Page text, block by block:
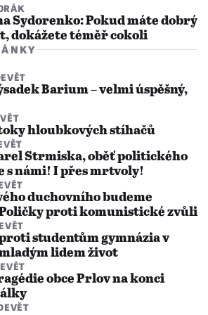
Sydorenko: Pokud máte dobrý
dokážete téměř cokoli
Barium – velmi úspěšný,
hloubkových stíhačů
Strmiska, oběť politického
s námi! I přes mrtvoly!
duchovního budeme
proti komunistické zvůli
studentům gymnázia v
lidem život
obce Prlov na konci